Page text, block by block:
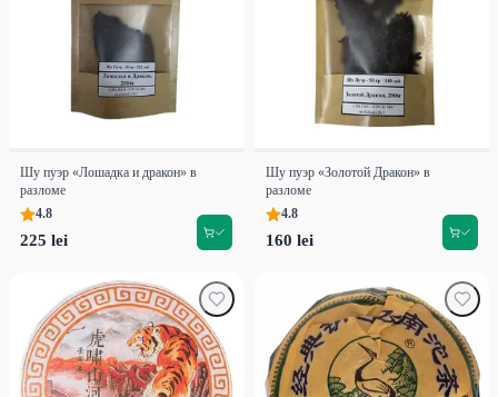
Шу пуэр «Лошадка и дракон» в
разломе
4.8
225 lei
Шу пуэр «Золотой Дракон» в
разломе
4.8
160 lei